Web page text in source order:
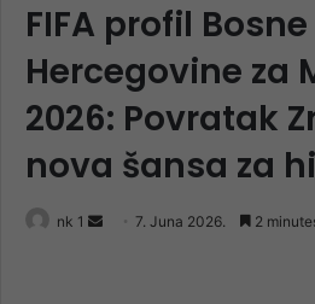
FIFA profil
Hercegovine za
2026: Povratak
nova šansa za
nk 1
Send7. Juna 2026. 2